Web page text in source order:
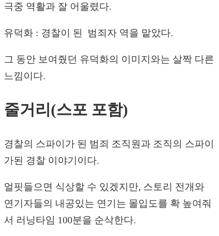
극중 역활과 잘 어울렸다.
유덕화 : 경찰이 된 범죄자 역을 맡았다.
그 동안 보여줬던 유덕화의 이미지와는 살짝 다른
느낌이다.
줄거리(스포 포함)
경찰의 스파이가 된 범죄 조직원과 조직의 스파이
가된 경찰 이야기이다.
얼핏들으면 식상할 수 있겠지만, 스토리 전개와
연기자들의 내공있는 연기는 몰입도를 확 높여줘
서 러닝타임 100분을 순삭한다.